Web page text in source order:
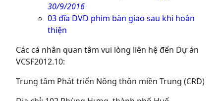
30/9/2016
03 đĩa DVD phim bàn giao sau khi hoàn
thiện
Các cá nhân quan tâm vui lòng liên hệ đến Dự án
VCSF2012.10:
Trung tâm Phát triển Nông thôn miền Trung (CRD)